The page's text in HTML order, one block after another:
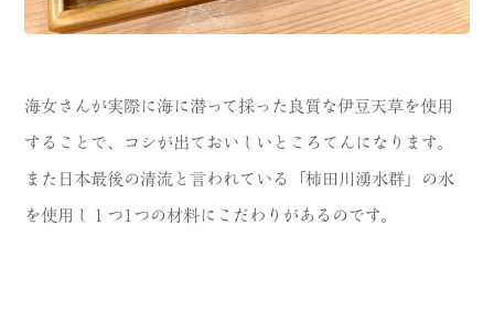
海女さんが実際に海に潜って採った良質な伊豆天草を使用
することで、コシが出ておいしいところてんになります。
また日本最後の清流と言われている「柿田川湧水群」の水
を使用し１つ1つの材料にこだわりがあるのです。